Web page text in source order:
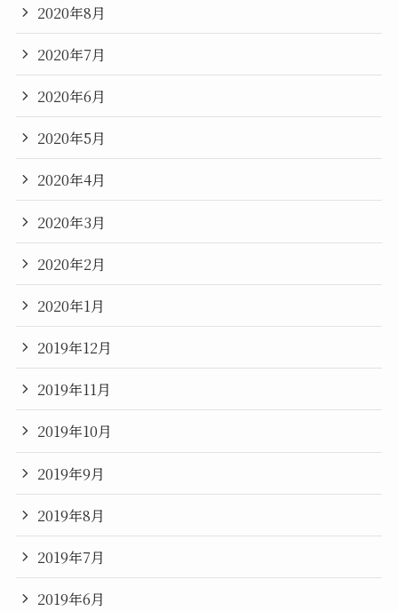
2020年8月
2020年7月
2020年6月
2020年5月
2020年4月
2020年3月
2020年2月
2020年1月
2019年12月
2019年11月
2019年10月
2019年9月
2019年8月
2019年7月
2019年6月